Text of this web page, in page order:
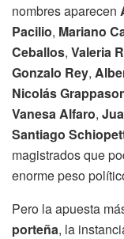
nombres aparecen
Pacilio, Mariano
Ceballos, Valeria
Gonzalo Rey,
Nicolás
Vanesa Alfaro,
Santiago
magistrados que
enorme peso
Pero la apuesta
porteña, la